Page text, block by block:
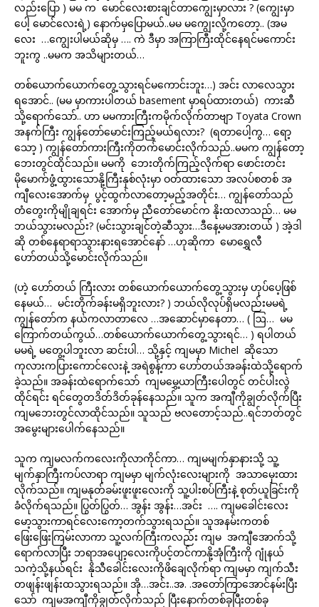
လည်းပြော ) မမ က မောင်လေးစားချင်တာကျွေးမှာလား ? (ကျွေးမှာ
ပေါ့ မောင်လေးရဲ့) နောက်မှပြောမယ်..မမ မကျွေးလို့ကတော့.. (အမ
လေး …ကျွေးပါမယ်ဆိုမှ …. ကဲ ဒီမှာ အကြာကြီးထိုင်နေရင်မကောင်း
ဘူးကွ ..မမက အသိများတယ်…
တစ်ယောက်ယောက်တွေ့သွားရင်မကောင်းဘူး…) အင်း လာလေသွား
ရအောင်.. (မမ မှာကားပါတယ် basement မှာရပ်ထားတယ်) ကားဆီ
သို့ရောက်သော်.. ဟာ မမကားကြီးကမိုက်လိုက်တာဗျာ Toyata Crown
အနက်ကြီး ကျွန်တော်မောင်းကြည့်မယ်ရလား? (ရတာပေါ့ကွ… ရော့
သော့ ) ကျွန်တော်ကားကြီးကိုတက်မောင်းလိုက်သည်..မမက ကျွန်တော့
ဘေးတွင်ထိုင်သည်။ မမကို ဘေးတိုက်ကြည့်လိုက်ရာ ဖောင်းတင်း
မိုမောက်ဖွံ့ထွားသောနို့ကြီးနှစ်လုံးမှာ ဝတ်ထားသော အလပ်စတစ် အ
ကျီလေးအောက်မှ ပွင့်ထွက်လာတော့မည့်အတိုင်း… ကျွန်တော်သည်
တံတွေးကိုမျိုချရင်း အောက်မှ ညီတော်မောင်က နိုးထလာသည်… မမ
ဘယ်သွားမလည်း? (မင်းသွားချင်တဲ့ဆီသွား…ဒီနေ့မမအားတယ် ) အဲ့ဒါ
ဆို တစ်နေရာရာသွားနားရအောင်နော် …ဟုဆိုကာ မောရွှေလီ
ဟော်တယ်သို့မောင်းလိုက်သည်။
(ဟဲ့ ဟော်တယ် ကြီးလား တစ်ယောက်ယောက်တွေ့သွားမှ ဟုပ်ပေ့ဖြစ်
နေမယ်… မင်းတိုက်ခန်းမရှိဘူးလား? ) ဘယ်လိုလုပ်ရှိမလည်းမမရဲ့
ကျွန်တော်က နယ်ကလာတာလေ …အဆောင်မှာနေတာ… ( ဩ… မမ
ကြောက်တယ်ကွယ်…တစ်ယောက်ယောက်တွေ့သွားရင်… ) ရပါတယ်
မမရဲ့ မတွေ့ပါဘူးလာ ဆင်းပါ… သို့နှင့် ကျမမှာ Michel ဆိုသော
ကုလားကပြားကောင်လေးနဲ့ အရဲစွန့်ကာ ဟော်တယ်အခန်းထဲသို့ရောက်
ခဲ့သည်။ အခန်းထဲရောက်သော် ကျမမွှေ့ယာကြီးပေါတွင် တင်ပါးလွဲ
ထိုင်ရင်း ရင်တွေတဒိတ်ဒိတ်ခုန်နေသည်။ သူက အကျီကိုချွတ်လိုက်ပြီး
ကျမဘေးတွင်လာထိုင်သည်။ သူသည် ဗလတောင့်သည်..ရင်ဘတ်တွင်
အမွေးများပေါက်နေသည်။
သူက ကျမလက်ကလေးကိုလာကိုင်ကာ… ကျမမျက်နှာနားသို့ သူ့
မျက်နှာကြီးကပ်လာရာ ကျမမှာ မျက်လုံးလေးများကို အသာမှေးထား
လိုက်သည်။ ကျမနုတ်ခမ်းဖူးဖူးလေးကို သူ့ပါးစပ်ကြီးနဲ့ စုတ်ယူခြင်းကို
ခံလိုက်ရသည်။ ပြွတ်ပြွတ်… အွန်း အွန်း…အင်း …. ကျမခေါင်းလေး
မော့သွားကာရင်လေးကော့တက်သွားရသည်။ သူအနမ်းကတစ်
ဖြေးဖြေးကြမ်းလာကာ သူ့လက်ကြီးကလည်း ကျမ အကျီအောက်သို့
ရောက်လာပြီး ဘရာအပျော့လေးကိုပင့်တင်ကာနို့အုံကြီးကို ဂျုံနယ်
သကဲ့သို့နယ်ရင်း နိုသီခေါင်းလေးကိုဖိချေလိုက်ရာ ကျမမှာ ကျက်သီး
တဖျန်းဖျန်းထသွားရသည်။ အို…အင်း..အ. .အတော်ကြာအောင်နမ်းပြီး
သော် ကျမအကျီကိုချွတ်လိုက်သည် ပြီးနောက်တစ်ခုပြီးတစ်ခု